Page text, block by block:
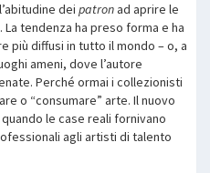
dei patronad aprire le
tendenza ha preso forma e ha
più diffusi in tutto il mondo – o, a
ameni, dove l’autore
Perché ormai i collezionisti
o “consumare” arte. Il nuovo
le case reali fornivano
agli artisti di talento